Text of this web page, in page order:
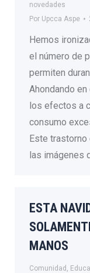
novedades
Por Upcca Aspe
Hemos
el número de
permiten
Ahondando
los efectos a
consumo
Este trastorno
las imágenes
ESTA
MANOS
Comunidad ,